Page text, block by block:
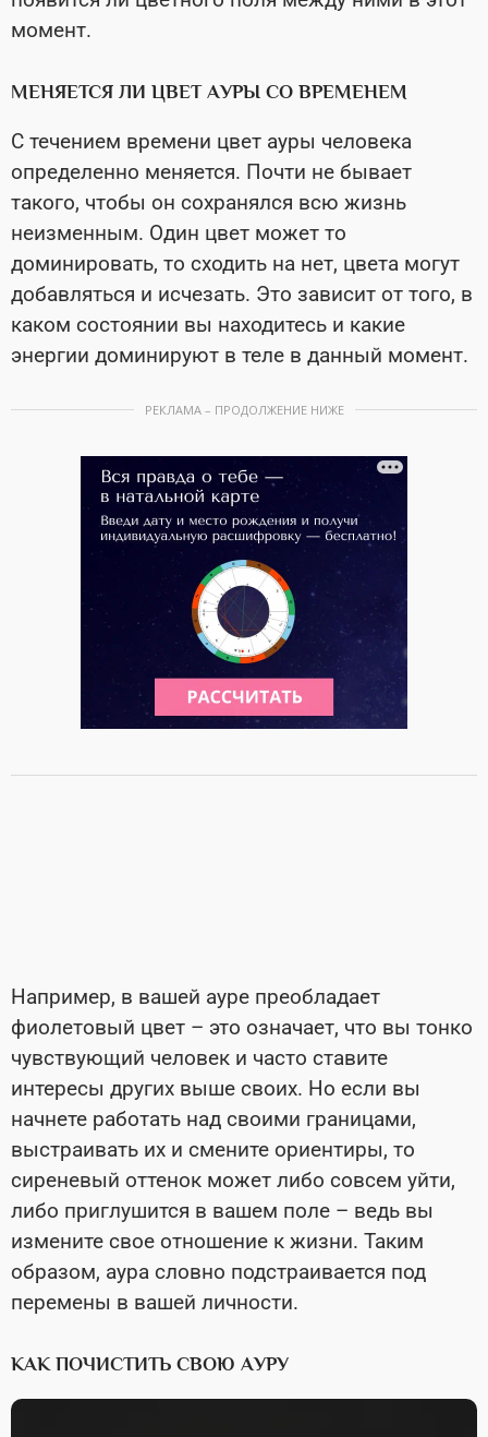
момент.
МЕНЯЕТСЯ ЛИ ЦВЕТ АУРЫ СО ВРЕМЕНЕМ
С течением времени цвет ауры человека
определенно меняется. Почти не бывает
такого, чтобы он сохранялся всю жизнь
неизменным. Один цвет может то
доминировать, то сходить на нет, цвета могут
добавляться и исчезать. Это зависит от того, в
каком состоянии вы находитесь и какие
энергии доминируют в теле в данный момент.
РЕКЛАМА – ПРОДОЛЖЕНИЕ НИЖЕ
Например, в вашей ауре преобладает
фиолетовый цвет – это означает, что вы тонко
чувствующий человек и часто ставите
интересы других выше своих. Но если вы
начнете работать над своими границами,
выстраивать их и смените ориентиры, то
сиреневый оттенок может либо совсем уйти,
либо приглушится в вашем поле – ведь вы
измените свое отношение к жизни. Таким
образом, аура словно подстраивается под
перемены в вашей личности.
КАК ПОЧИСТИТЬ СВОЮ АУРУ